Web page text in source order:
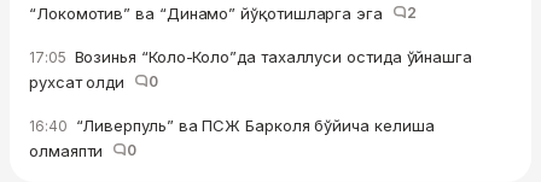
“Локомотив” ва “Динамо” йўқотишларга эга
2
17:05 Возинья “Коло-Коло”да тахаллуси остида ўйнашга
рухсат олди
0
16:40 “Ливерпуль” ва ПСЖ Барколя бўйича келиша
олмаяпти
0